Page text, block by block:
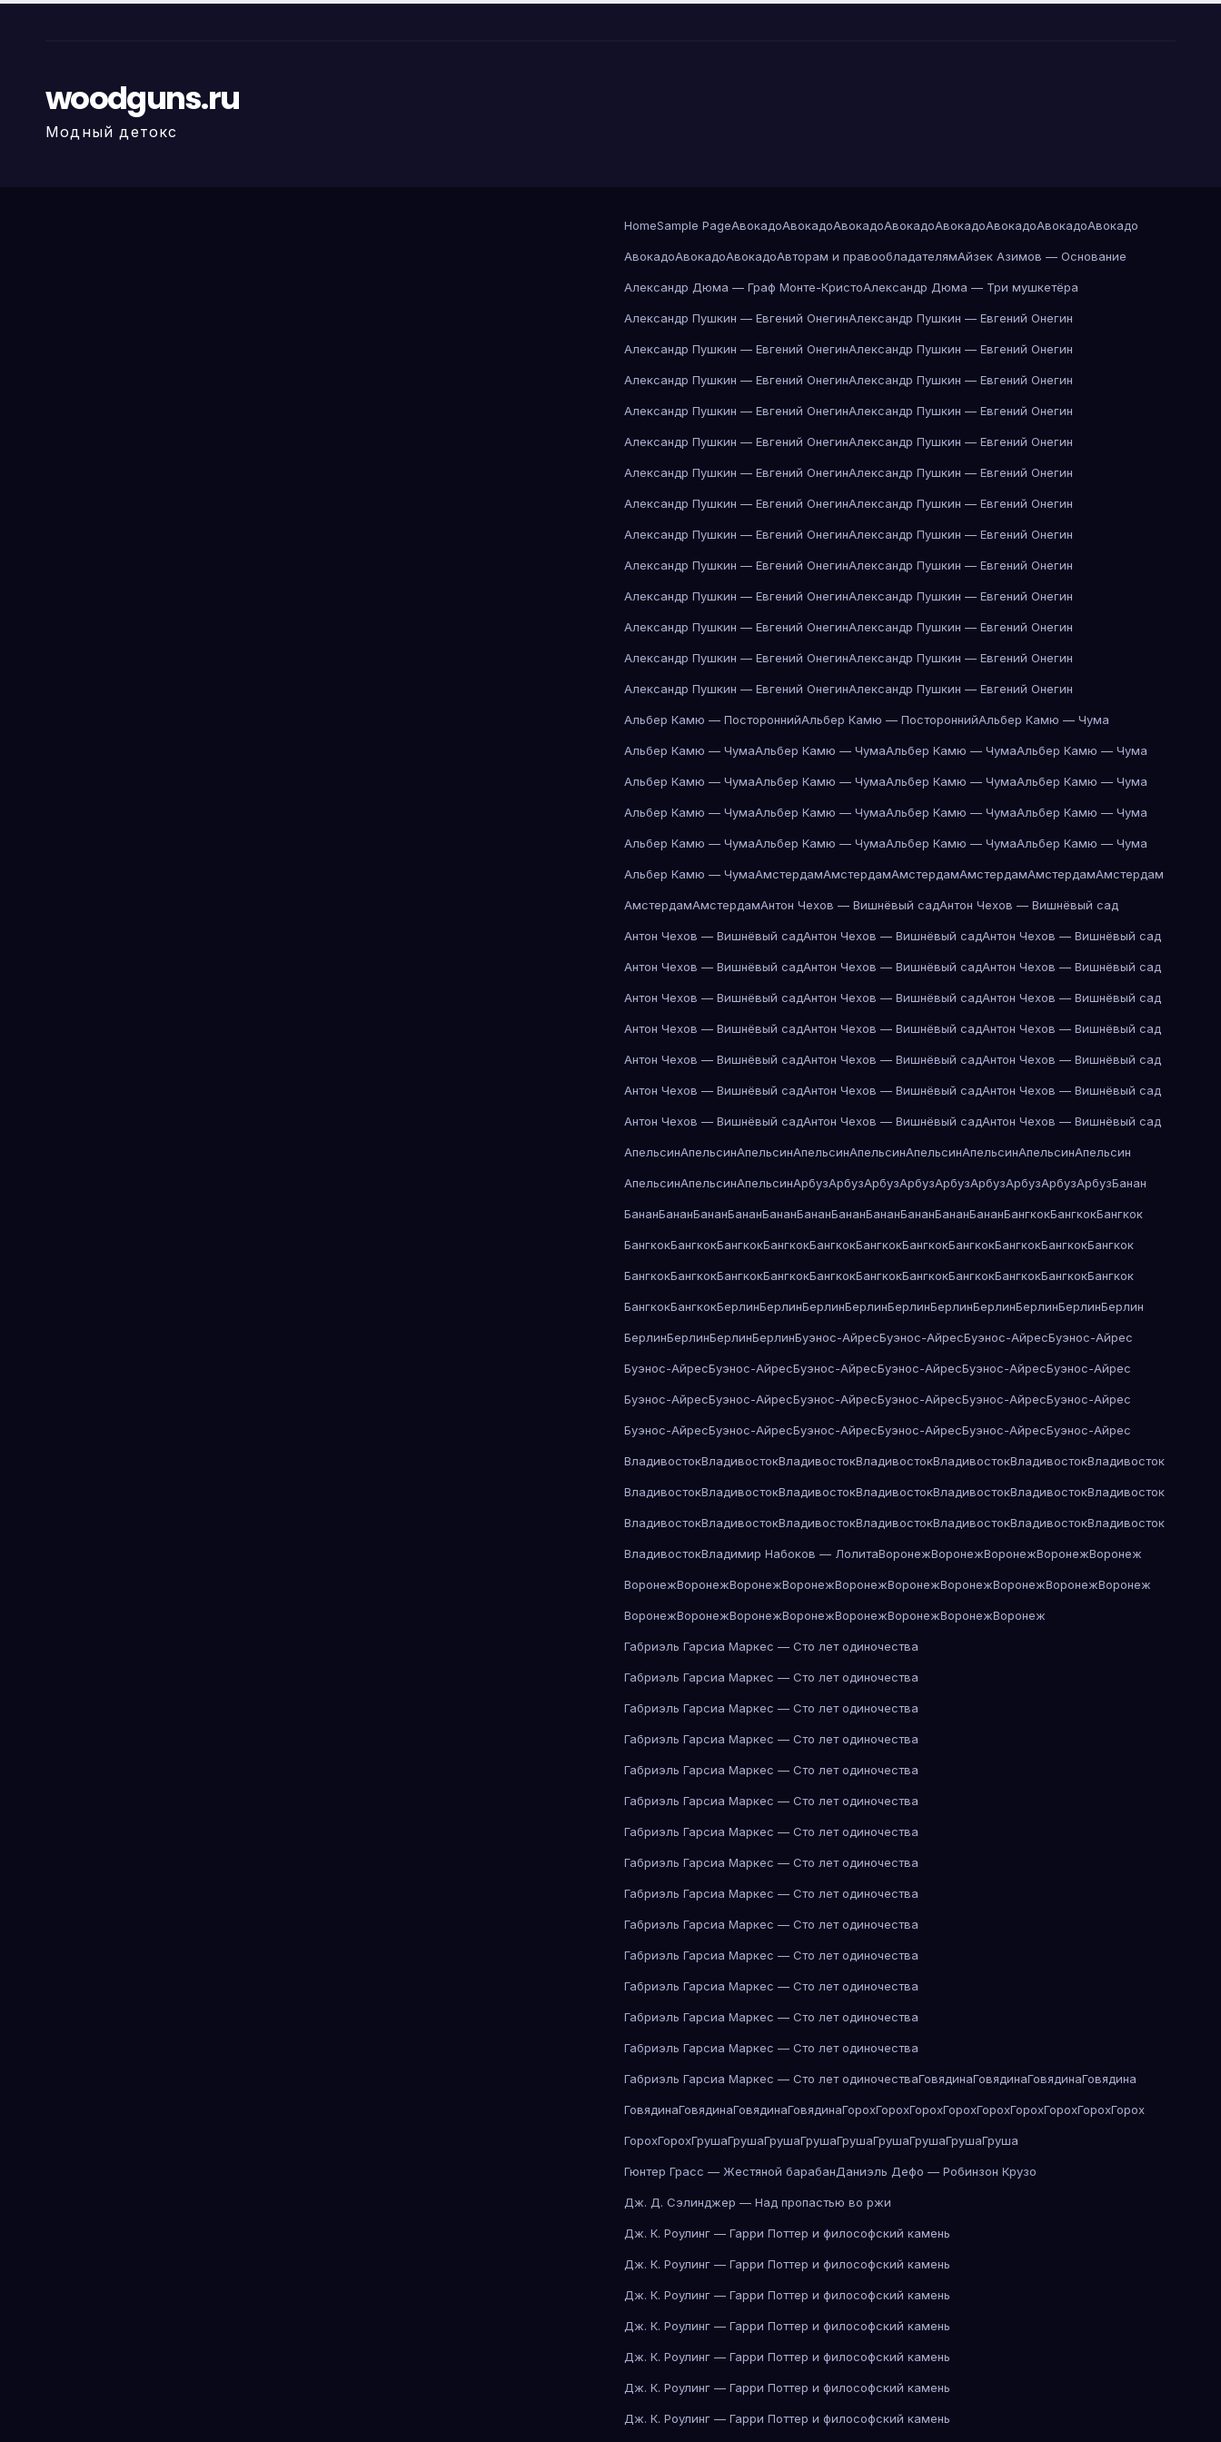
woodguns.ru
Модный детокс
HomeSample PageАвокадоАвокадоАвокадоАвокадоАвокадоАвокадоАвокадоАвокадо
АвокадоАвокадоАвокадоАвторам и правообладателямАйзек Азимов — Основание
Александр Дюма — Граф Монте-КристоАлександр Дюма — Три мушкетёра
Александр Пушкин — Евгений ОнегинАлександр Пушкин — Евгений Онегин
Александр Пушкин — Евгений ОнегинАлександр Пушкин — Евгений Онегин
Александр Пушкин — Евгений ОнегинАлександр Пушкин — Евгений Онегин
Александр Пушкин — Евгений ОнегинАлександр Пушкин — Евгений Онегин
Александр Пушкин — Евгений ОнегинАлександр Пушкин — Евгений Онегин
Александр Пушкин — Евгений ОнегинАлександр Пушкин — Евгений Онегин
Александр Пушкин — Евгений ОнегинАлександр Пушкин — Евгений Онегин
Александр Пушкин — Евгений ОнегинАлександр Пушкин — Евгений Онегин
Александр Пушкин — Евгений ОнегинАлександр Пушкин — Евгений Онегин
Александр Пушкин — Евгений ОнегинАлександр Пушкин — Евгений Онегин
Александр Пушкин — Евгений ОнегинАлександр Пушкин — Евгений Онегин
Александр Пушкин — Евгений ОнегинАлександр Пушкин — Евгений Онегин
Александр Пушкин — Евгений ОнегинАлександр Пушкин — Евгений Онегин
Альбер Камю — ПостороннийАльбер Камю — ПостороннийАльбер Камю — Чума
Альбер Камю — ЧумаАльбер Камю — ЧумаАльбер Камю — ЧумаАльбер Камю — Чума
Альбер Камю — ЧумаАльбер Камю — ЧумаАльбер Камю — ЧумаАльбер Камю — Чума
Альбер Камю — ЧумаАльбер Камю — ЧумаАльбер Камю — ЧумаАльбер Камю — Чума
Альбер Камю — ЧумаАльбер Камю — ЧумаАльбер Камю — ЧумаАльбер Камю — Чума
Альбер Камю — ЧумаАмстердамАмстердамАмстердамАмстердамАмстердамАмстердам
АмстердамАмстердамАнтон Чехов — Вишнёвый садАнтон Чехов — Вишнёвый сад
Антон Чехов — Вишнёвый садАнтон Чехов — Вишнёвый садАнтон Чехов — Вишнёвый сад
Антон Чехов — Вишнёвый садАнтон Чехов — Вишнёвый садАнтон Чехов — Вишнёвый сад
Антон Чехов — Вишнёвый садАнтон Чехов — Вишнёвый садАнтон Чехов — Вишнёвый сад
Антон Чехов — Вишнёвый садАнтон Чехов — Вишнёвый садАнтон Чехов — Вишнёвый сад
Антон Чехов — Вишнёвый садАнтон Чехов — Вишнёвый садАнтон Чехов — Вишнёвый сад
Антон Чехов — Вишнёвый садАнтон Чехов — Вишнёвый садАнтон Чехов — Вишнёвый сад
Антон Чехов — Вишнёвый садАнтон Чехов — Вишнёвый садАнтон Чехов — Вишнёвый сад
АпельсинАпельсинАпельсинАпельсинАпельсинАпельсинАпельсинАпельсинАпельсин
АпельсинАпельсинАпельсинАрбузАрбузАрбузАрбузАрбузАрбузАрбузАрбузАрбузБанан
БананБананБананБананБананБананБананБананБананБананБананБангкокБангкокБангкок
БангкокБангкокБангкокБангкокБангкокБангкокБангкокБангкокБангкокБангкокБангкок
БангкокБангкокБангкокБангкокБангкокБангкокБангкокБангкокБангкокБангкокБангкок
БангкокБангкокБерлинБерлинБерлинБерлинБерлинБерлинБерлинБерлинБерлинБерлин
БерлинБерлинБерлинБерлинБуэнос-АйресБуэнос-АйресБуэнос-АйресБуэнос-Айрес
Буэнос-АйресБуэнос-АйресБуэнос-АйресБуэнос-АйресБуэнос-АйресБуэнос-Айрес
Буэнос-АйресБуэнос-АйресБуэнос-АйресБуэнос-АйресБуэнос-АйресБуэнос-Айрес
Буэнос-АйресБуэнос-АйресБуэнос-АйресБуэнос-АйресБуэнос-АйресБуэнос-Айрес
ВладивостокВладивостокВладивостокВладивостокВладивостокВладивостокВладивосток
ВладивостокВладивостокВладивостокВладивостокВладивостокВладивостокВладивосток
ВладивостокВладивостокВладивостокВладивостокВладивостокВладивостокВладивосток
ВладивостокВладимир Набоков — ЛолитаВоронежВоронежВоронежВоронежВоронеж
ВоронежВоронежВоронежВоронежВоронежВоронежВоронежВоронежВоронежВоронеж
ВоронежВоронежВоронежВоронежВоронежВоронежВоронежВоронеж
Габриэль Гарсиа Маркес — Сто лет одиночества
Габриэль Гарсиа Маркес — Сто лет одиночества
Габриэль Гарсиа Маркес — Сто лет одиночества
Габриэль Гарсиа Маркес — Сто лет одиночества
Габриэль Гарсиа Маркес — Сто лет одиночества
Габриэль Гарсиа Маркес — Сто лет одиночества
Габриэль Гарсиа Маркес — Сто лет одиночества
Габриэль Гарсиа Маркес — Сто лет одиночества
Габриэль Гарсиа Маркес — Сто лет одиночества
Габриэль Гарсиа Маркес — Сто лет одиночества
Габриэль Гарсиа Маркес — Сто лет одиночества
Габриэль Гарсиа Маркес — Сто лет одиночества
Габриэль Гарсиа Маркес — Сто лет одиночества
Габриэль Гарсиа Маркес — Сто лет одиночества
Габриэль Гарсиа Маркес — Сто лет одиночестваГовядинаГовядинаГовядинаГовядина
ГовядинаГовядинаГовядинаГовядинаГорохГорохГорохГорохГорохГорохГорохГорохГорох
ГорохГорохГрушаГрушаГрушаГрушаГрушаГрушаГрушаГрушаГруша
Гюнтер Грасс — Жестяной барабанДаниэль Дефо — Робинзон Крузо
Дж. Д. Сэлинджер — Над пропастью во ржи
Дж. К. Роулинг — Гарри Поттер и философский камень
Дж. К. Роулинг — Гарри Поттер и философский камень
Дж. К. Роулинг — Гарри Поттер и философский камень
Дж. К. Роулинг — Гарри Поттер и философский камень
Дж. К. Роулинг — Гарри Поттер и философский камень
Дж. К. Роулинг — Гарри Поттер и философский камень
Дж. К. Роулинг — Гарри Поттер и философский камень